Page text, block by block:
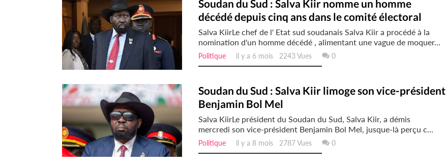
Soudan du Sud : Salva Kiir nomme un homme
décédé depuis cinq ans dans le comité électoral
Salva KiirLe chef de l' Etat sud soudanais Salva Kiir a procédé à la
nomination d'un homme décédé , alimentant une vague de moquer...
Politique il y a 6 mois 2243 Vues 0
Soudan du Sud : Salva Kiir limoge son vice-président
Benjamin Bol Mel
Salva KiirLe président du Soudan du Sud, Salva Kiir, a démis
mercredi son vice-président Benjamin Bol Mel, jusque-là perçu c...
Politique il y a 8 mois 2787 Vues 0